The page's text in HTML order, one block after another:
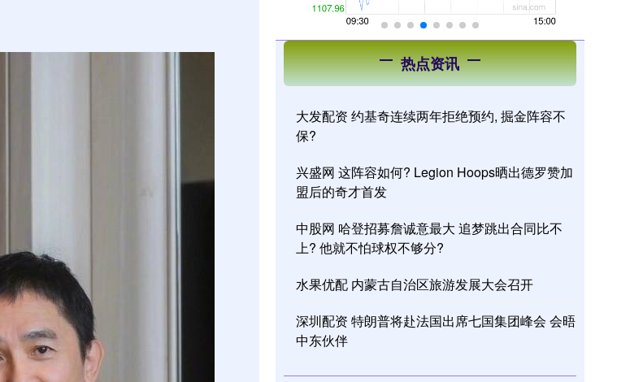
热点资讯
大发配资 约基奇连续两年拒绝预约, 掘金阵容不
保?
兴盛网 这阵容如何? Legion Hoops晒出德罗赞加
盟后的奇才首发
中股网 哈登招募詹诚意最大 追梦跳出合同比不
上? 他就不怕球权不够分?
水果优配 内蒙古自治区旅游发展大会召开
深圳配资 特朗普将赴法国出席七国集团峰会 会晤
中东伙伴